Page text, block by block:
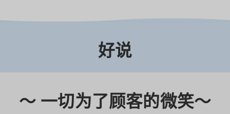
好说
～ 一切为了顾客的微笑～